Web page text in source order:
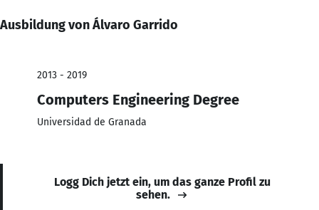
Ausbildung von Álvaro Garrido
2013 - 2019
Computers Engineering Degree
Universidad de Granada
Logg Dich jetzt ein, um das ganze Profil zu
sehen.